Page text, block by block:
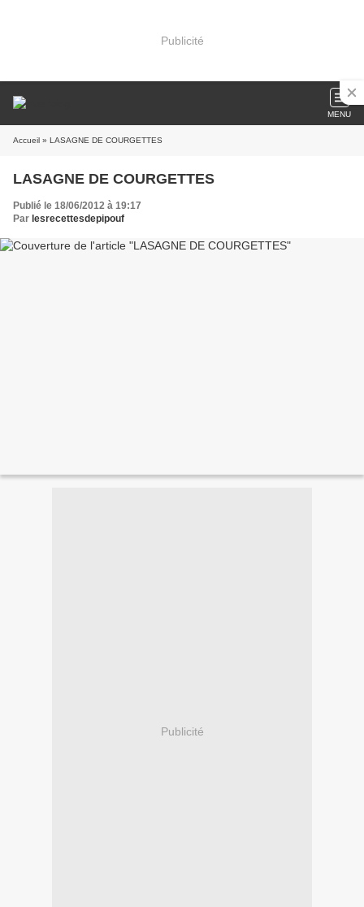
Publicité
MENU
Accueil » LASAGNE DE COURGETTES
LASAGNE DE COURGETTES
Publié le 18/06/2012 à 19:17
Par lesrecettesdepipouf
Publicité